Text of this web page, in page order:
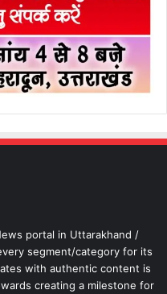
portal in Uttarakhand /
segment/category for its
with authentic content is
creating a milestone for